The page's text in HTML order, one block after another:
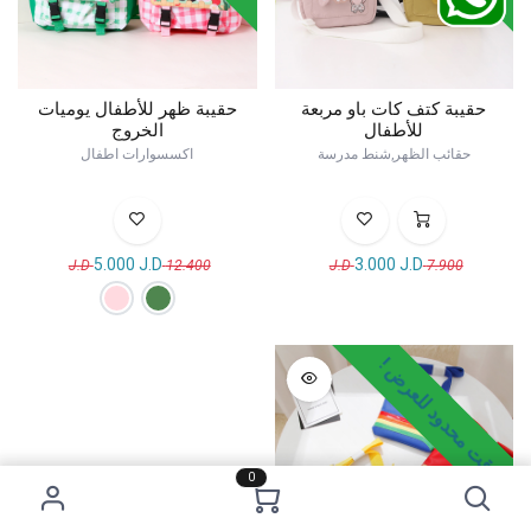
0
حقيبة كتف كات باو مربعة
للأطفال
حقائب الظهر,شنط مدرسة
7.900
J.D
3.000 J.D
حقيبة ظهر للأطفال يوميات
الخروج
اكسسوارات اطفال
12.400
J.D
5.000 J.D
وقت محدود للعرض !